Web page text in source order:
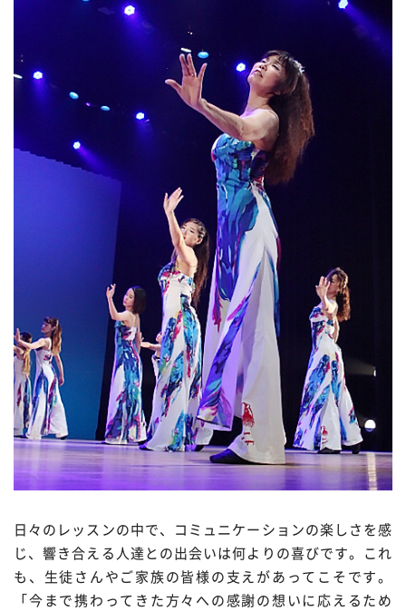
日々のレッスンの中で、コミュニケーションの楽しさを感
じ、響き合える人達との出会いは何よりの喜びです。これ
も、生徒さんやご家族の皆様の支えがあってこそです。
「今まで携わってきた方々への感謝の想いに応えるため